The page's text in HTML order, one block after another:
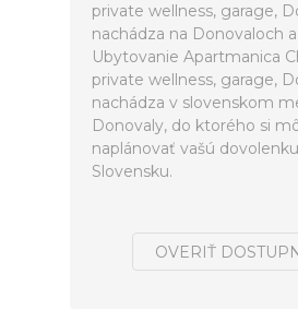
private wellness, garage,
nachádza na Donovaloch
Ubytovanie Apartmanica
private wellness, garage,
nachádza v slovenskom
Donovaly, do ktorého si
naplánovať vašú
Slovensku.
OVERIŤ